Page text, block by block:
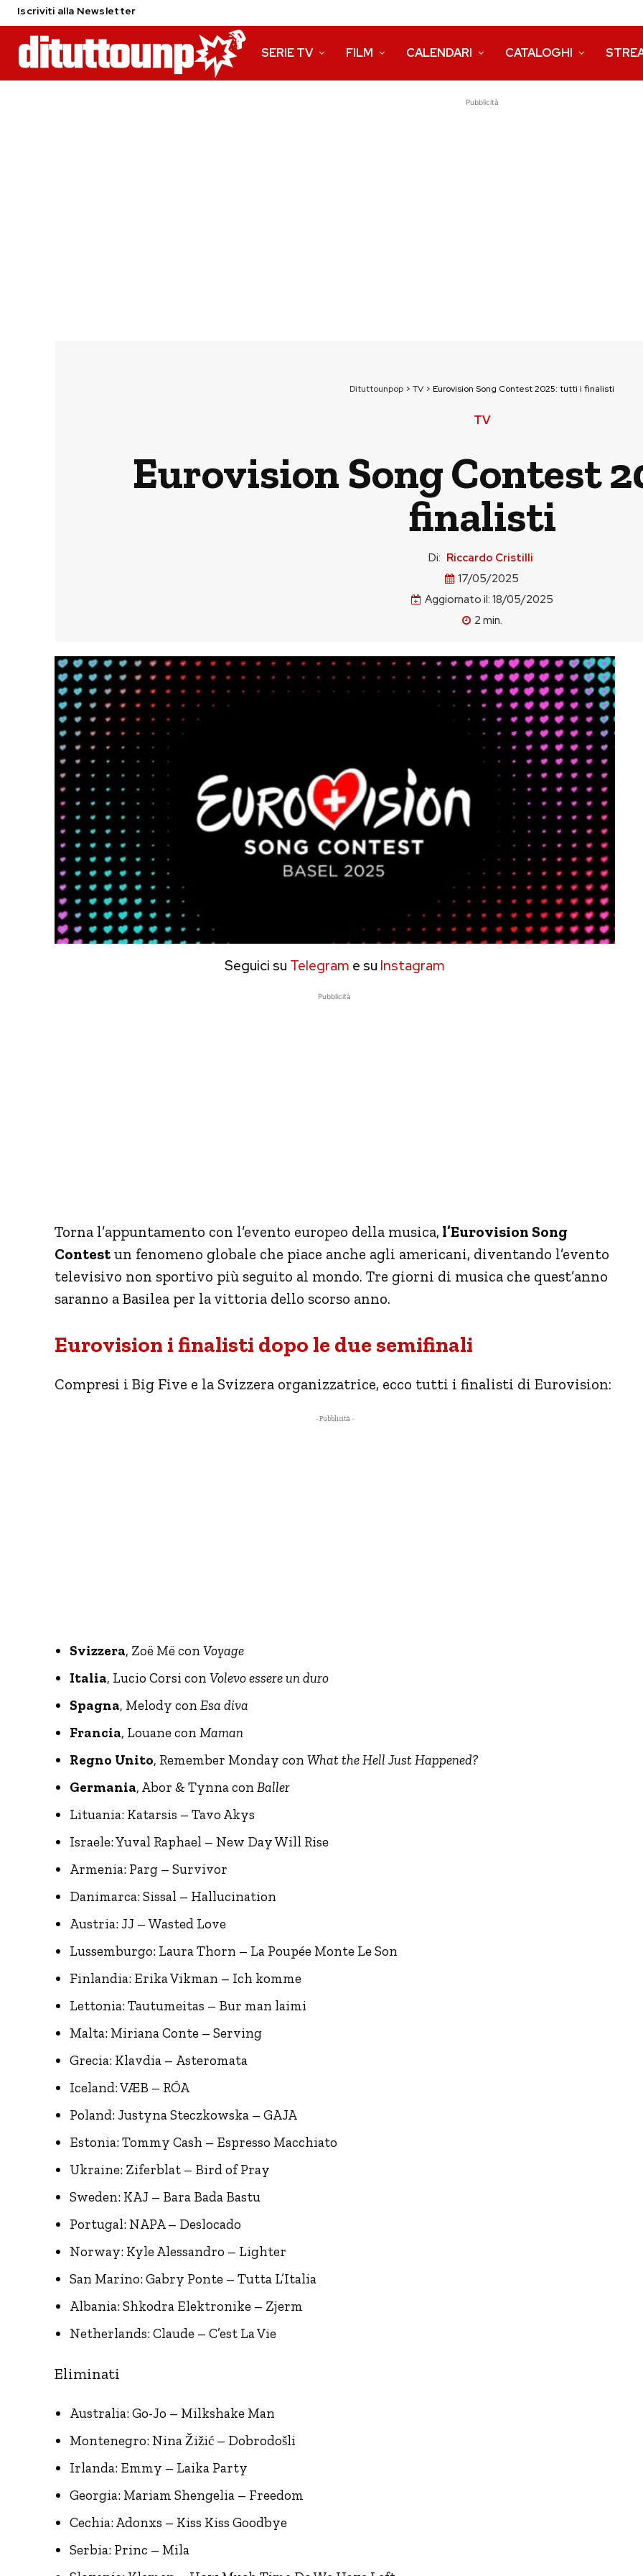
Iscriviti alla Newsletter
SERIE TV FILM CALENDARI CATALOGHI
Pubblicità
Dituttounpop > TV > Eurovision Song Contest 2025: tutti i finalisti
TV
Eurovision Song Contest
finalisti
Di: Riccardo Cristilli
17/05/2025
Aggiornato il: 18/05/2025
2 min.
Seguici su Telegram e su Instagram
Pubblicità
Torna l’appuntamento con l’evento europeo della musica, l’Eurovision Song
Contest un fenomeno globale che piace anche agli americani, diventando l’evento
televisivo non sportivo più seguito al mondo. Tre giorni di musica che quest’anno
saranno a Basilea per la vittoria dello scorso anno.
Eurovision i finalisti dopo le due semifinali
Compresi i Big Five e la Svizzera organizzatrice, ecco tutti i finalisti di Eurovision:
- Pubblicità -
Svizzera, Zoë Më con Voyage
Italia, Lucio Corsi con Volevo essere un duro
Spagna, Melody con Esa diva
Francia, Louane con Maman
Regno Unito, Remember Monday con What the Hell Just Happened?
Germania, Abor & Tynna con Baller
Lituania: Katarsis – Tavo Akys
Israele: Yuval Raphael – New Day Will Rise
Armenia: Parg – Survivor
Danimarca: Sissal – Hallucination
Austria: JJ – Wasted Love
Lussemburgo: Laura Thorn – La Poupée Monte Le Son
Finlandia: Erika Vikman – Ich komme
Lettonia: Tautumeitas – Bur man laimi
Malta: Miriana Conte – Serving
Grecia: Klavdia – Asteromata
Iceland: VÆB – RÓA
Poland: Justyna Steczkowska – GAJA
Estonia: Tommy Cash – Espresso Macchiato
Ukraine: Ziferblat – Bird of Pray
Sweden: KAJ – Bara Bada Bastu
Portugal: NAPA – Deslocado
Norway: Kyle Alessandro – Lighter
San Marino: Gabry Ponte – Tutta L’Italia
Albania: Shkodra Elektronike – Zjerm
Netherlands: Claude – C’est La Vie
Eliminati
Australia: Go-Jo – Milkshake Man
Montenegro: Nina Žižić – Dobrodošli
Irlanda: Emmy – Laika Party
Georgia: Mariam Shengelia – Freedom
Cechia: Adonxs – Kiss Kiss Goodbye
Serbia: Princ – Mila